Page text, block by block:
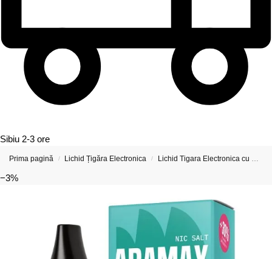
Sibiu 2-3 ore
Prima pagină / Lichid Țigăra Electronica / Lichid Tigara Electronica cu Nicotina
−3%